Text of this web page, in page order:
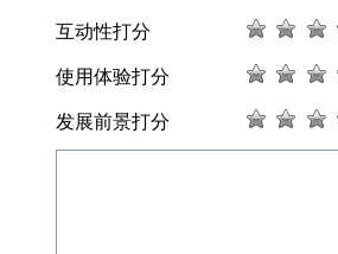
互动性打分
使用体验打分
发展前景打分